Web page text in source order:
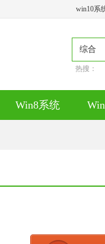
win10系
综合
热搜：
Win8系统